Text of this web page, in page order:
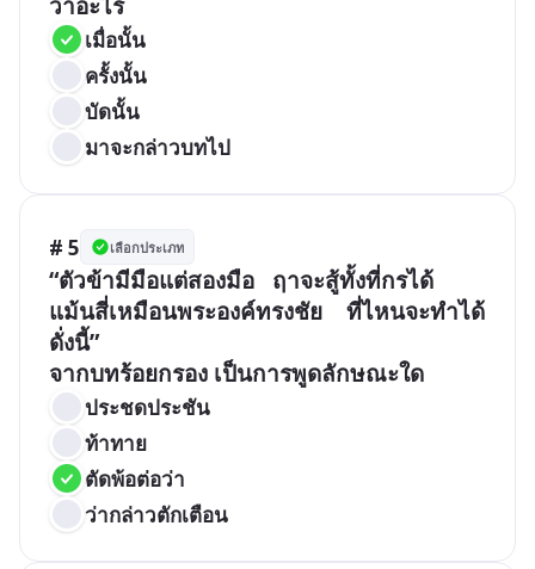
เมื่อนั้น
ครั้งนั้น
บัดนั้น
มาจะกล่าวบทไป
# 5 เลือกประเภท
“ตัวข้ามีมือแต่สองมือ   ฤาจะสู้ทั้งที่กรได้
แม้นสี่เหมือนพระองค์ทรงชัย    ที่ไหนจะทำได้
ดั่งนี้”
ประชดประชัน
ท้าทาย
ตัดพ้อต่อว่า
ว่ากล่าวตักเตือน